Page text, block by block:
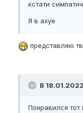
кстати
Я в ахуе
представляю
В
Понравился